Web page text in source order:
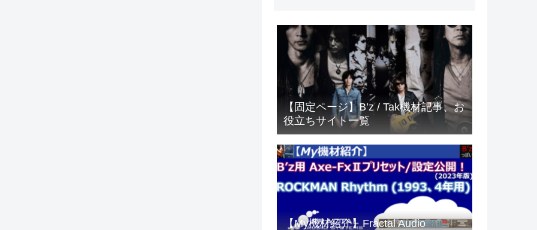
【固定ページ】B’z / Tak機材記事、お
役立ちサイト一覧
【My機材紹介】Fractal Audio